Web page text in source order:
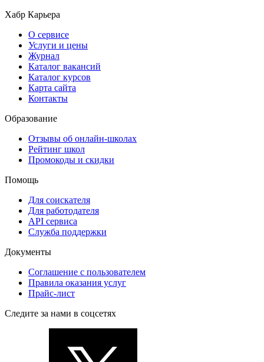
Хабр Карьера
О сервисе
Услуги и цены
Журнал
Каталог вакансий
Каталог курсов
Карта сайта
Контакты
Образование
Отзывы об онлайн-школах
Рейтинг школ
Промокоды и скидки
Помощь
Для соискателя
Для работодателя
API сервиса
Служба поддержки
Документы
Соглашение с пользователем
Правила оказания услуг
Прайс-лист
Следите за нами в соцсетях